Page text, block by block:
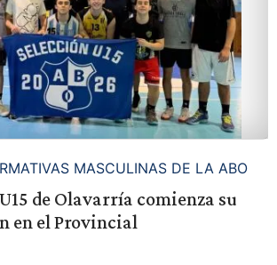
MASCULINAS DE LA ABO
de Olavarría comienza su
en el Provincial